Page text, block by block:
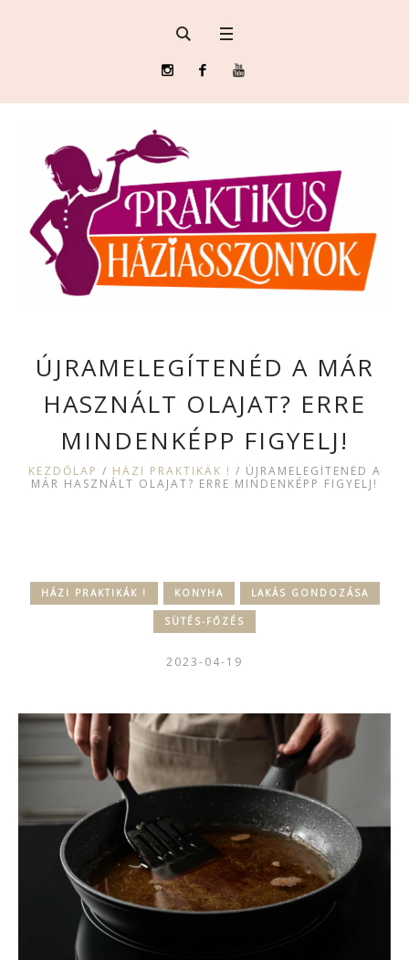
ÚJRAMELEGÍTENÉD A MÁR
HASZNÁLT OLAJAT? ERRE
MINDENKÉPP FIGYELJ!
KEZDŐLAP / HÁZI PRAKTIKÁK ! / ÚJRAMELEGÍTENÉD A
MÁR HASZNÁLT OLAJAT? ERRE MINDENKÉPP FIGYELJ!
HÁZI PRAKTIKÁK ! KONYHA LAKÁS GONDOZÁSA
SÜTÉS-FŐZÉS
2023-04-19